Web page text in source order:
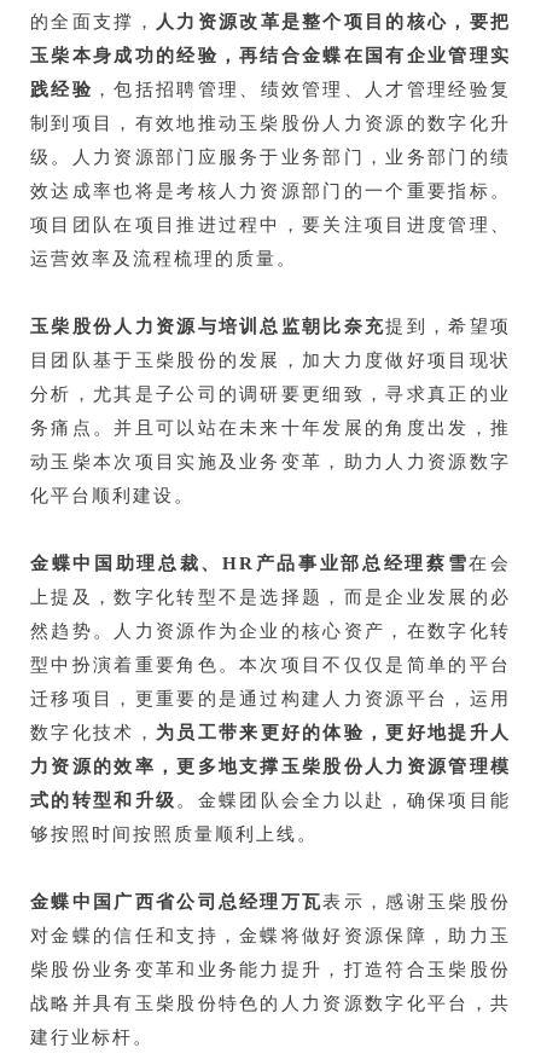
的全面支撑，
人力资源改革是整个项目的核心，要把
玉柴本身成功的经验，再结合金蝶在国有企业管理实
践经验 ，包括招聘管理、绩效管理、人才管理经验复
制到项目，有效地推动玉柴股份人力资源的数字化升
级。人力资源部门应服务于业务部门，业务部门的绩
效达成率也将是考核人力资源部门的一个重要指标。
项目团队在项目推进过程中，要关注项目进度管理、
运营效率及 流程梳理 的质量。
玉柴股份人力资源与培训总监朝比奈充提到，希望项
目团队基于玉柴股份的发展，加大力度做好项目现状
分析，尤其是子公司的调研要更细致，寻求真正的业
务痛点。并且可以站在未来十年发展的角度出发，推
动玉柴本次项目实施及业务变革，助力人力资源数字
化平台顺利建设。
金蝶中国助理总裁、HR产品事业部总经理蔡雪在会
上提及，数字化转型不是选择题，而是企业发展的必
然趋势。人力资源作为企业的核心资产，在数字化转
型中扮演着重要角色。本次项目不仅仅是简单的平台
迁移项目，更重要的是通过构建人力资源平台，运用
数字化技术， 为员工带来更好的体验，更好地提升人
力资源的效率，更多地支撑玉柴股份人力资源管理模
式的转型和升级 。金蝶团队会全力以赴，确保项目能
够按照时间按照质量顺利上线。
金蝶中国广西省公司总经理万瓦表示，感谢玉柴股份
对金蝶的信任和支持，金蝶将做好资源保障，助力玉
柴股份业务变革和业务能力提升，打造符合玉柴股份
战略并具有玉柴股份特色的人力资源数字化平台，共
建行业标杆。